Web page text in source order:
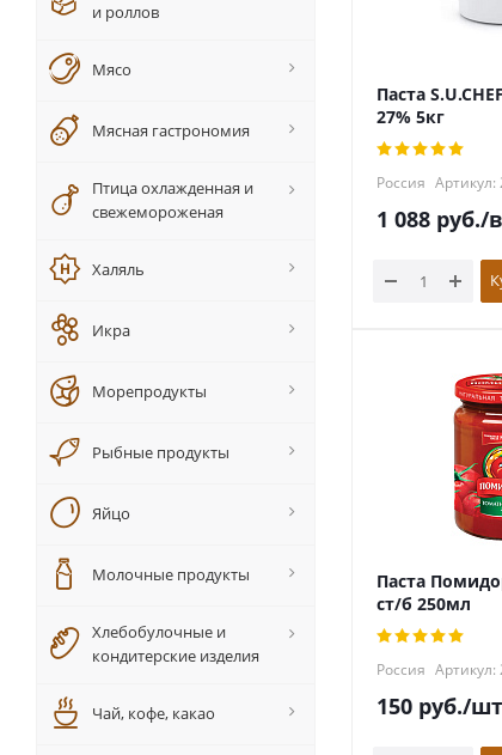
Паста
27% 5кг
Россия Артикул:
1 088 руб./
Паста
ст/б 250мл
Россия Артикул:
150 руб./
и роллов
Мясо
Мясная гастрономия
Птица охлажденная и
свежемороженая
Халяль
Икра
Морепродукты
Рыбные продукты
Яйцо
Молочные продукты
Хлебобулочные и
кондитерские изделия
Чай, кофе, какао